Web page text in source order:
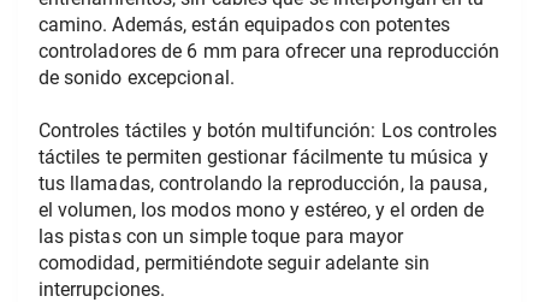
camino. Además, están equipados con potentes
controladores de 6 mm para ofrecer una reproducción
de sonido excepcional.
Controles táctiles y botón multifunción: Los controles
táctiles te permiten gestionar fácilmente tu música y
tus llamadas, controlando la reproducción, la pausa,
el volumen, los modos mono y estéreo, y el orden de
las pistas con un simple toque para mayor
comodidad, permitiéndote seguir adelante sin
interrupciones.